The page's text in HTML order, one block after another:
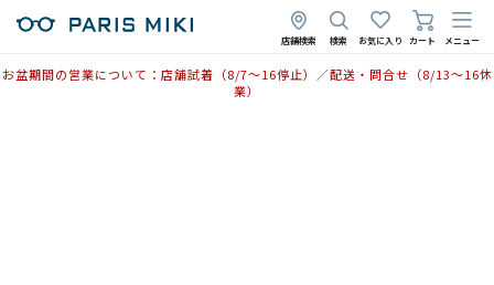
店舗検索 検索 お気に入り カート メニュー
お盆期間の営業について：店舗試着（8/7〜16停止）／配送・問合せ（8/13〜16休
業）